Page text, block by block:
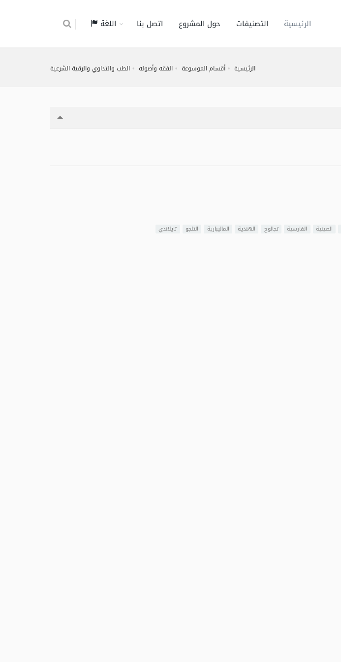
الرئيسية التصنيفات حول المشروع اتصل بنا اللغة
الرئيسية أقسام الموسوعة الفقه وأصوله الطب والتداوي والرقية الشرعية
الصينية الفارسية تجالوج الهندية الماليبارية التلجو تايلاندي